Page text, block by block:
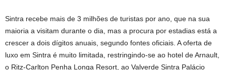
Sintra recebe mais de 3 milhões de turistas por ano, que na sua
maioria a visitam durante o dia, mas a procura por estadias está a
crescer a dois dígitos anuais, segundo fontes oficiais. A oferta de
luxo em Sintra é muito limitada, restringindo-se ao hotel de Arnault,
o Ritz-Carlton Penha Longa Resort, ao Valverde Sintra Palácio